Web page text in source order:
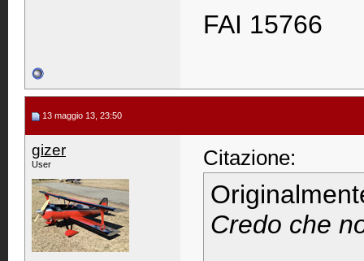
FAI 15766
13 maggio 13, 23:50
gizer
User Citazione:
Credo che